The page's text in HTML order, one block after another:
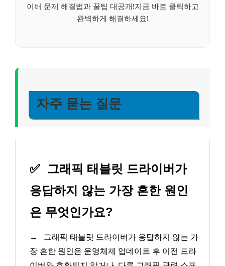
이버 문제 해결법과 꿀팁 대공개!지금 바로 클릭하고
완벽하게 해결하세요!
자주 묻는 질문
✅ 그래픽 태블릿 드라이버가
응답하지 않는 가장 흔한 원인
은 무엇인가요?
→
그래픽 태블릿 드라이버가 응답하지 않는 가
장 흔한 원인은 운영체제 업데이트 후 이전 드라